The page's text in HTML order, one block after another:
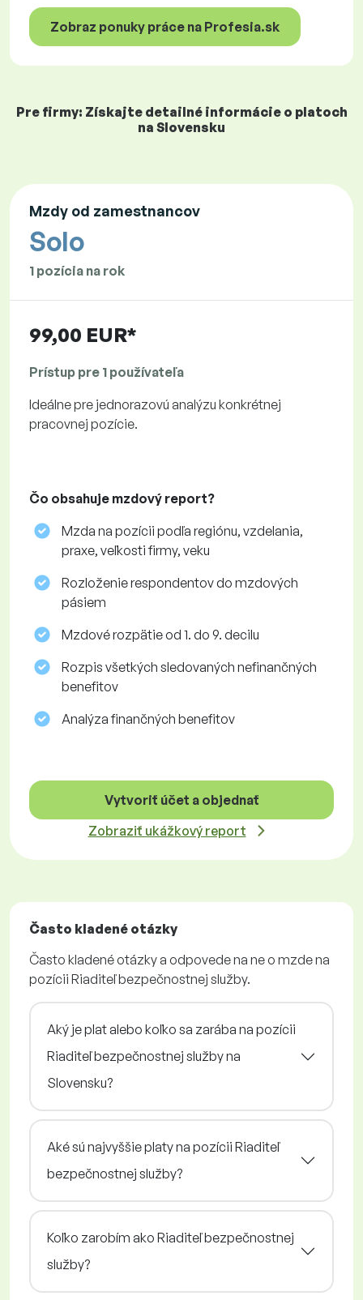
Zobraz ponuky práce na Profesia.sk
Pre firmy: Získajte detailné informácie o platoch
na Slovensku
Mzdy od zamestnancov
Solo
1 pozícia na rok
99,00 EUR*
Prístup pre 1 používateľa
Ideálne pre jednorazovú analýzu konkrétnej
pracovnej pozície.
Čo obsahuje mzdový report?
Mzda na pozícii podľa regiónu, vzdelania,
praxe, veľkosti firmy, veku
Rozloženie respondentov do mzdových
pásiem
Mzdové rozpätie od 1. do 9. decilu
Rozpis všetkých sledovaných nefinančných
benefitov
Analýza finančných benefitov
Vytvoriť účet a objednať
Zobraziť ukážkový report
Často kladené otázky
Často kladené otázky a odpovede na ne o mzde na
pozícii Riaditeľ bezpečnostnej služby.
Aký je plat alebo koľko sa zarába na pozícii
Riaditeľ bezpečnostnej služby na
Slovensku?
Aké sú najvyššie platy na pozícii Riaditeľ
bezpečnostnej služby?
Koľko zarobím ako Riaditeľ bezpečnostnej
služby?